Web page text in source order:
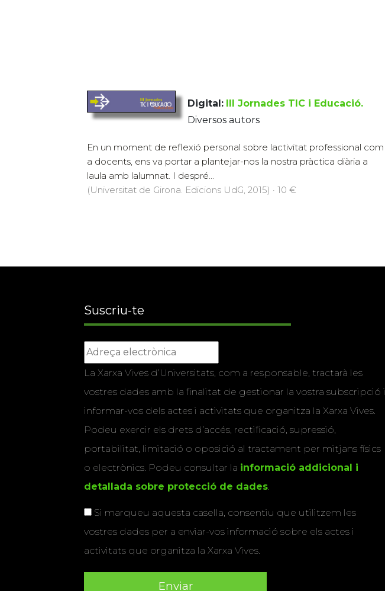
Digital: III Jornades TIC i Educació.
Diversos autors
En un moment de reflexió personal sobre lactivitat professional com
a docents, ens va portar a plantejar-nos la nostra pràctica diària a
laula amb lalumnat. I despré...
(Universitat de Girona. Edicions UdG, 2015) · 10 €
Suscriu-te
La Xarxa Vives d’Universitats, com a responsable, tractarà les
vostres dades amb la finalitat de gestionar la vostra subscripció i
informar-vos dels actes i activitats que organitza la Xarxa Vives.
Podeu exercir els drets d’accés, rectificació, supressió,
portabilitat, limitació o oposició al tractament per mitjans físics
o electrònics. Podeu consultar la informació addicional i
detallada sobre protecció de dades
Si marqueu aquesta casella, consentiu que utilitzem les
vostres dades per a enviar-vos informació sobre els actes i
activitats que organitza la Xarxa Vives.